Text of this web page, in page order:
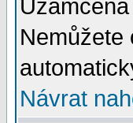
Nemůžete
Návrat